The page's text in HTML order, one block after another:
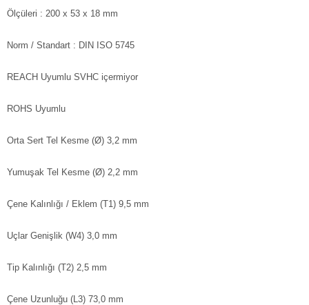
Ölçüleri : 200 x 53 x 18 mm
Norm / Standart : DIN ISO 5745
REACH Uyumlu SVHC içermiyor
ROHS Uyumlu
Orta Sert Tel Kesme (Ø) 3,2 mm
Yumuşak Tel Kesme (Ø) 2,2 mm
Çene Kalınlığı / Eklem (T1) 9,5 mm
Uçlar Genişlik (W4) 3,0 mm
Tip Kalınlığı (T2) 2,5 mm
Çene Uzunluğu (L3) 73,0 mm